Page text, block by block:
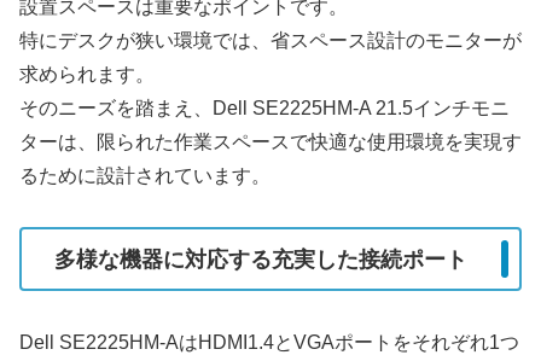
設置スペースは重要なポイントです。
特にデスクが狭い環境では、省スペース設計のモニターが
求められます。
そのニーズを踏まえ、Dell SE2225HM-A 21.5インチモニ
ターは、限られた作業スペースで快適な使用環境を実現す
るために設計されています。
多様な機器に対応する充実した接続ポート
Dell SE2225HM-AはHDMI1.4とVGAポートをそれぞれ1つ